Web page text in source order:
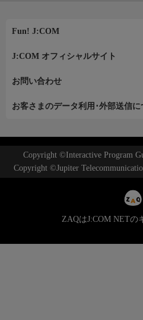
Fun! J:COM
J:COM オフィシャルサイト
お問い合わせ
お客さまのデータ利用･外部送信に
Copyright ©Interactive Program
Copyright ©Jupiter
ZAQはJ:COM NETの